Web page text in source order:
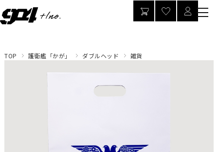
TOP 護衛艦「かが」 ダブルヘッド 雑貨